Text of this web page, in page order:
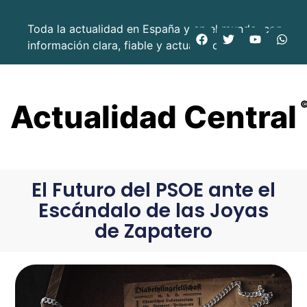
Toda la actualidad en España y en el mundo, con
información clara, fiable y actualizada.
Actualidad Central
El Futuro del PSOE ante el
Escándalo de las Joyas
de Zapatero